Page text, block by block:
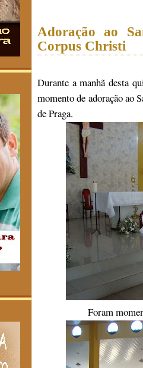
Adoração ao
Corpus Christi
Durante a manhã desta
momento de adoração ao
de Praga.
Foram